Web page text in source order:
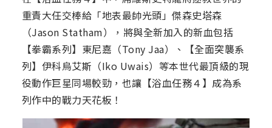
重責大任交棒給「地表最帥光頭」傑森史塔森
（Jason Statham），將與全新加入的新血包括
【拳霸系列】東尼嘉（Tony Jaa）、【全面突襲系
列】伊科烏艾斯（Iko Uwais）等本世代最頂級的現
役動作巨星同場較勁，也讓【浴血任務４】成為系
列作中的戰力天花板！